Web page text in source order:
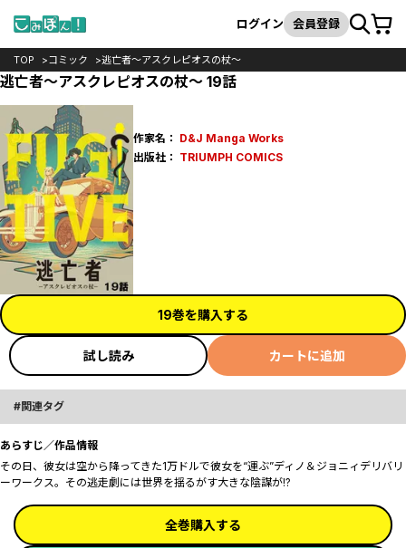
検索
ログイン 会員登録カート
TOP コミック 逃亡者～アスクレピオスの杖～
逃亡者～アスクレピオスの杖～ 19話
作家名： D&J Manga Works
出版社： TRIUMPH COMICS
19巻を購入する
試し読み カートに追加
関連タグ
あらすじ／作品情報
その日、彼女は空から降ってきた――1万ドルで彼女を“運ぶ”ディノ＆ジョニィデリバリ
ーワークス。その逃走劇には世界を揺るがす大きな陰謀が――!?
全巻購入する